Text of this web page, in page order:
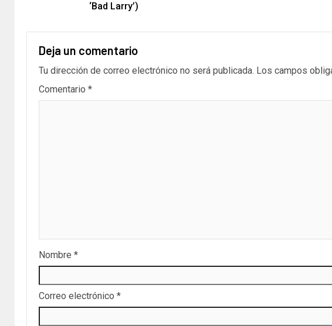
‘Bad Larry’)
Deja un comentario
Tu dirección de correo electrónico no será publicada. Los campos
Comentario *
Nombre *
Correo electrónico *